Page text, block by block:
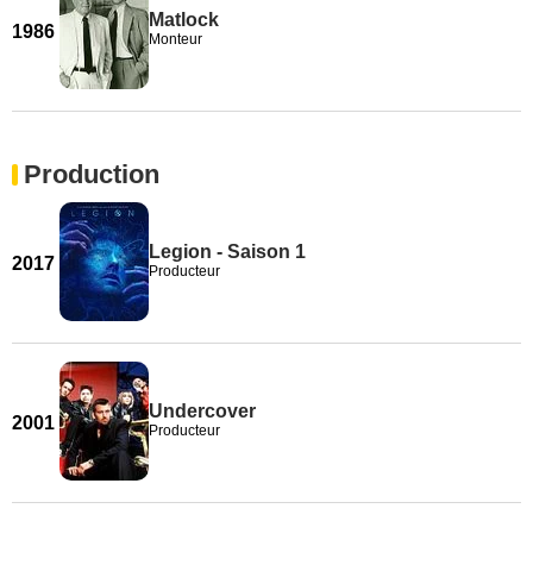
1986
Matlock
Monteur
Production
2017
Legion - Saison 1
Producteur
2001
Undercover
Producteur